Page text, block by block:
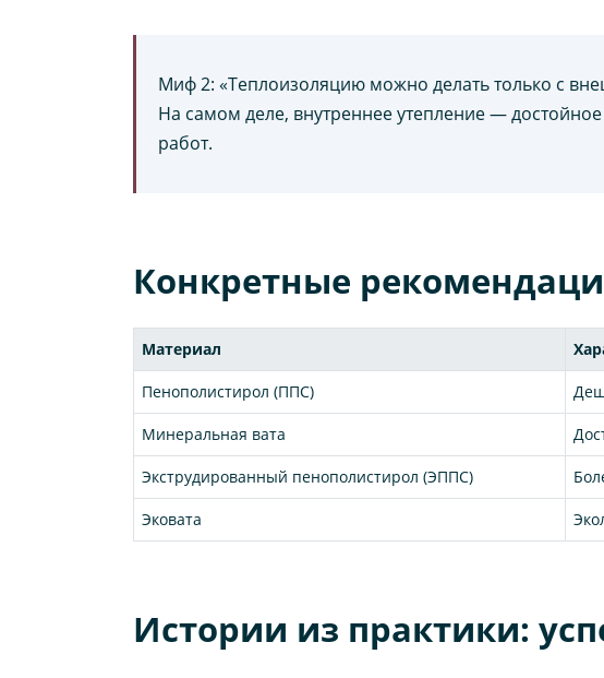
Миф 2: «Теплоизоляцию можно делать только с
На самом деле, внутреннее утепление —
работ.
Конкретные
Материал
Пенополистирол (ППС)
Минеральная вата
Экструдированный пенополистирол (ЭППС)
Эковата
Истории из практики: